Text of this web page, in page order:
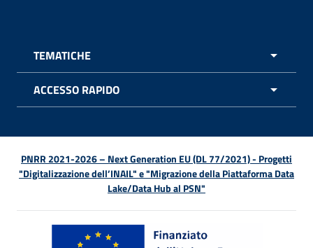
TEMATICHE
ACCESSO RAPIDO
PNRR 2021-2026 – Next Generation EU (DL 77/2021) - Progetti
"Digitalizzazione dell’INAIL" e "Migrazione della Piattaforma Data
Lake/Data Hub al PSN"